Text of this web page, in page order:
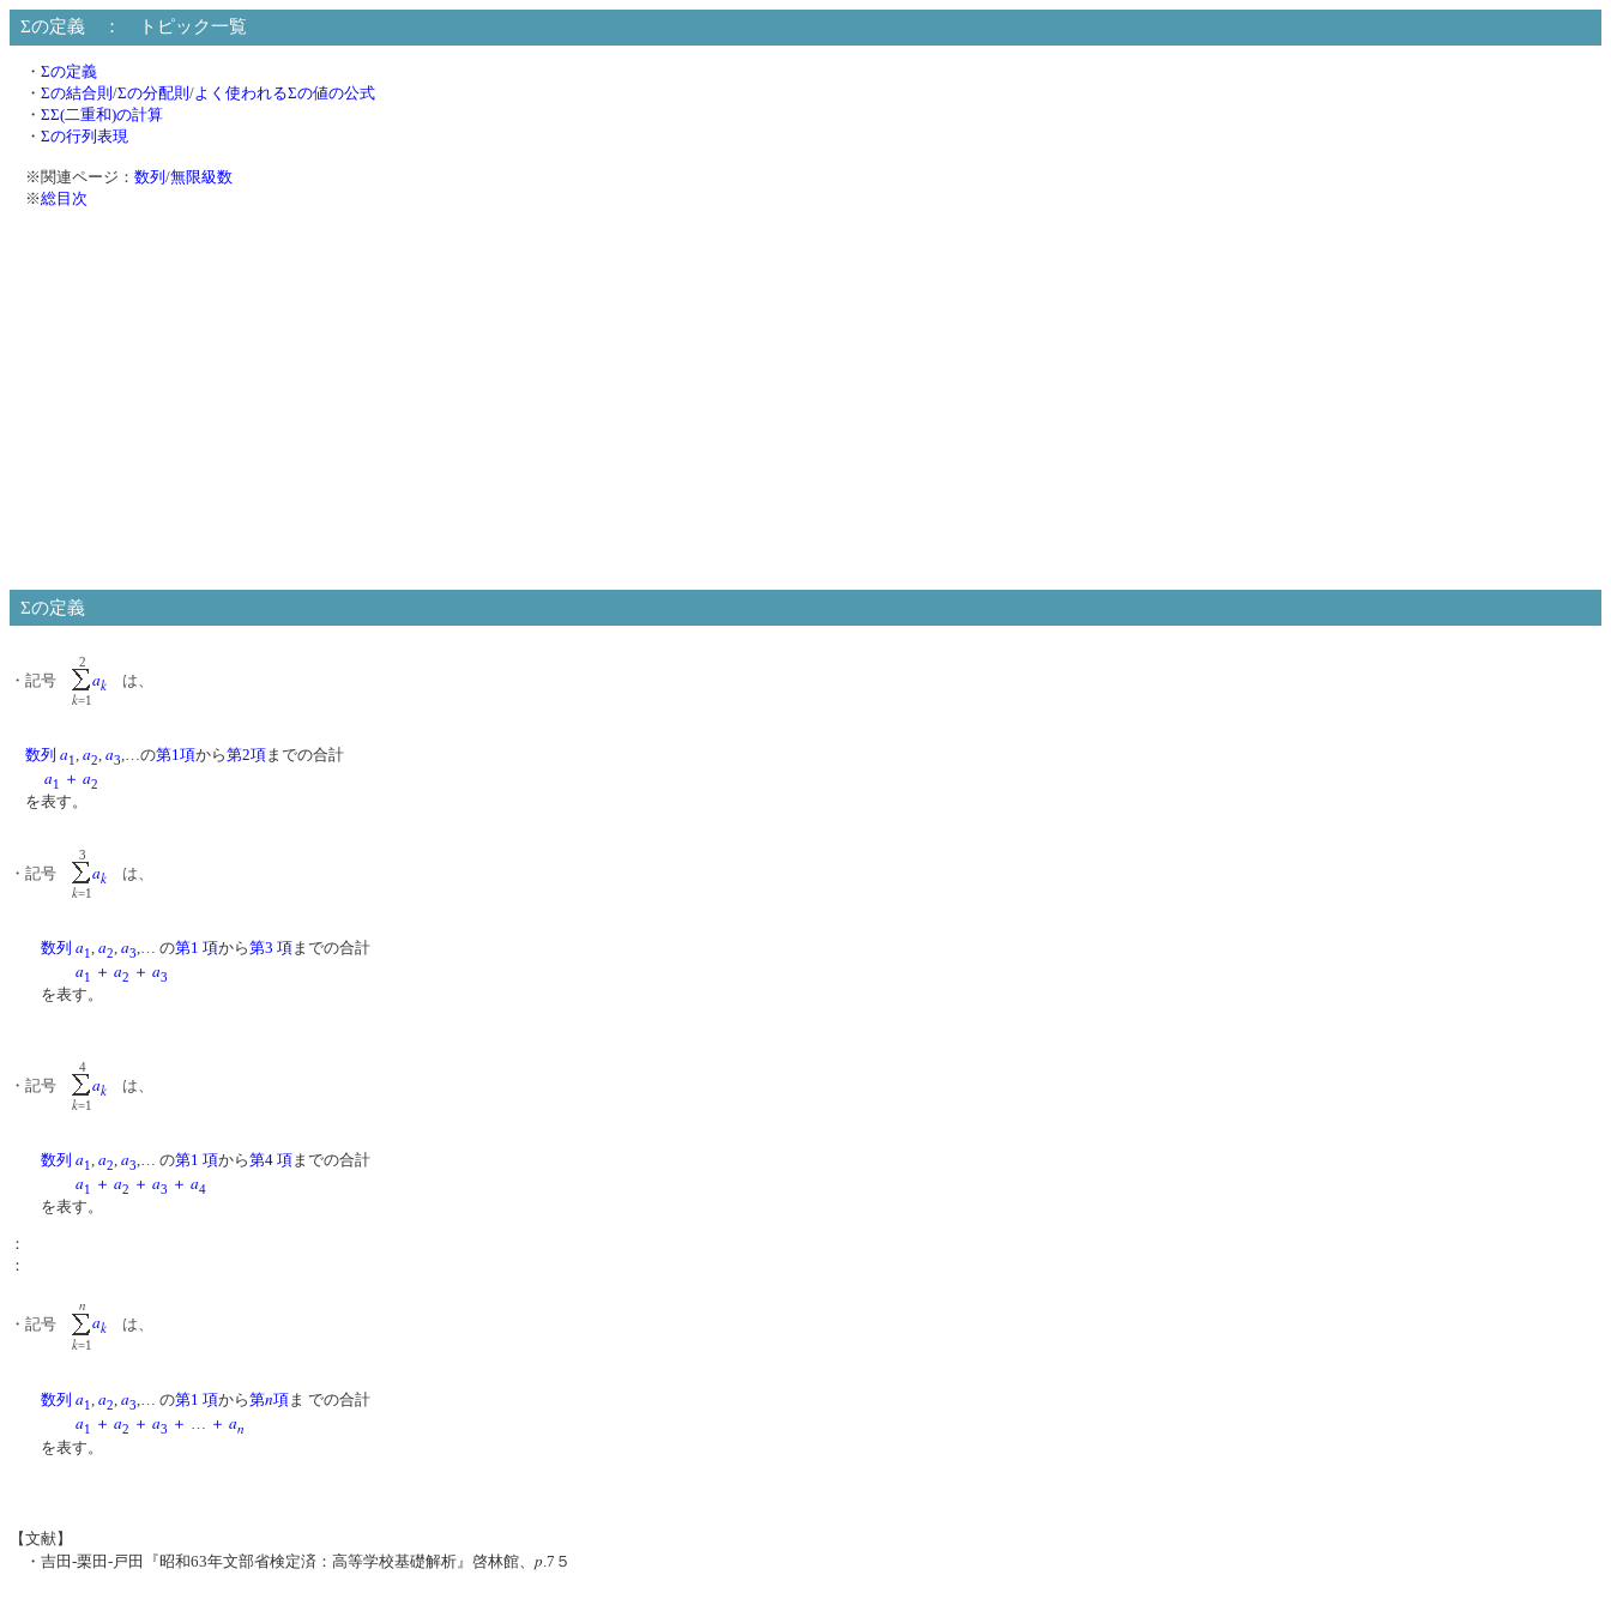
Σの定義 ： トピック一覧
・ Σの定義
・ Σの結合則 /Σの分配則 /よく使われるΣの値の公式
・ ΣΣ(二重和)の計算
・ Σの行列表現
※関連ページ： 数列 /無限級数
※総目次
Σの定義
・記号
2
k=1
ak は、
数列 a1, a2, a3,…の第1項から第2項までの合計
a1 ＋ a2
を表す。
・記号
3
k=1
ak は、
数列 a1, a2, a3,… の第1 項から第3 項までの合計
a1 ＋ a2 ＋ a3
を表す。
・記号
4
k=1
ak は、
数列 a1, a2, a3,… の第1 項から第4 項までの合計
a1 ＋ a2 ＋ a3 ＋ a4
を表す。
：
：
・記号
n
k=1
ak は、
数列 a1, a2, a3,… の第1 項から第n項ま での合計
a1 ＋ a2 ＋ a3 ＋ ＋ an
を表す。
【文献】
・吉田-栗田-戸田『昭和63年文部省検定済：高等学校基礎解析』啓林館、 p.7５